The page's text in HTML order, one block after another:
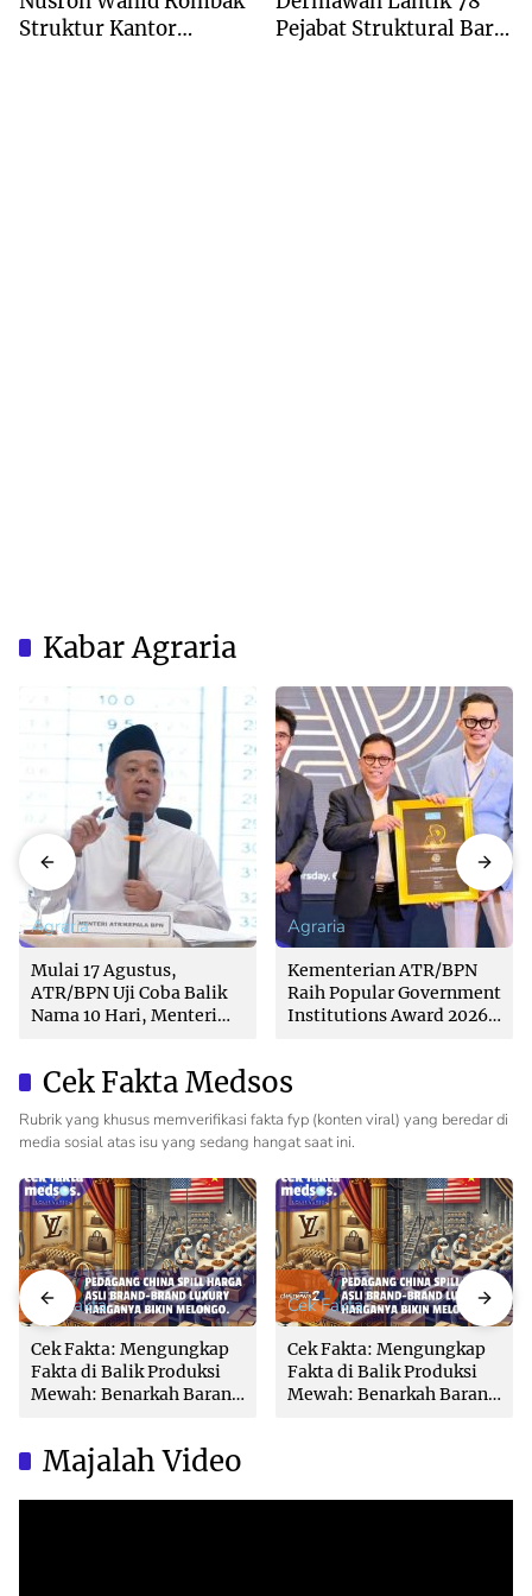
Struktur Kantor
Pejabat Struktural Baru
Kabar Agraria
Agraria
Mulai 17 Agustus,
ATR/BPN Uji Coba Balik
Nama 10 Hari, Menteri
Agraria
Kementerian ATR/BPN
Raih Popular Government
Institutions Award 2026
Cek Fakta Medsos
Rubrik yang khusus memverifikasi fakta fyp (konten viral) yang beredar di
media sosial atas isu yang sedang hangat saat ini.
Cek Fakta
Cek Fakta: Mengungkap
Fakta di Balik Produksi
Mewah: Benarkah Barang
Cek Fakta
Cek Fakta: Mengungkap
Fakta di Balik Produksi
Mewah: Benarkah Barang
Majalah Video